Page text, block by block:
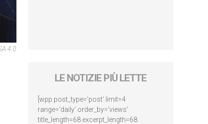
4.0
LE NOTIZIE PIÙ LETTE
[wpp post_type='post' limit=4
range='daily' order_by='views'
title_length=68 excerpt_length=68